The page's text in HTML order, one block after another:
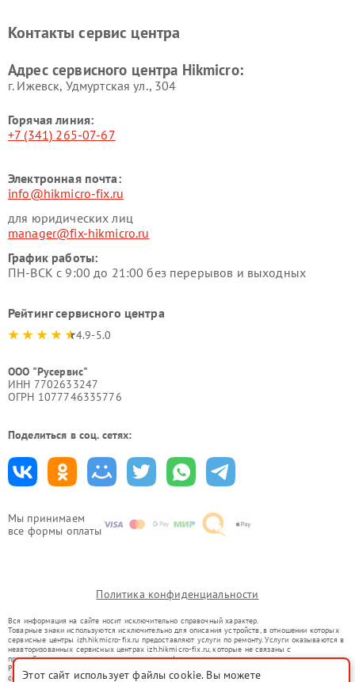
Мы принимаем
все формы оплаты
Контакты сервис центра
Адрес сервисного центра Hikmicro:
г. Ижевск, Удмуртская ул., 304
Горячая линия:
+7 (341) 265-07-67
Электронная почта:
info@hikmicro-fix.ru
для юридических лиц
manager@fix-hikmicro.ru
График работы:
ПН-ВСК с 9:00 до 21:00 без перерывов и выходных
Рейтинг сервисного центра
4.9-5.0
ООО "Русервис"
ИНН 7702633247
ОГРН 1077746335776
Поделиться в соц. сетях:
Политика конфиденциальности
Вся информация на сайте носит исключительно справочный характер.
Товарные знаки используются исключительно для описания устройств, в отношении которых
сервисные центры izh.hikmicro-fix.ru предоставляют услуги по ремонту. Услуги оказываются в
неавторизованных сервисных центрах izh.hikmicro-fix.ru, которые не связаны с
правообладателями товарных знаков или их официальными представителями.
Ремонт осуществляется для устройств, уже введенных в гражданский оборот в соответствии
со статьей 1487 ГК РФ.
Этот сайт использует файлы cookie. Вы можете